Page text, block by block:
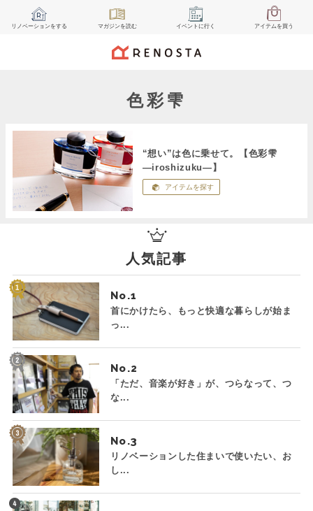
リノベーションをする マガジンを読む イベント に行く アイテムを買う
色彩雫
“想い”は色に乗せて。【色彩雫
―iroshizuku―】
アイテムを探す
人気記事
No.
首にかけたら、もっと快適な暮らしが始ま
っ...
No.
「ただ、音楽が好き」が、つらなって、つ
な...
No.
リノベーションした住まいで使いたい、お
し...